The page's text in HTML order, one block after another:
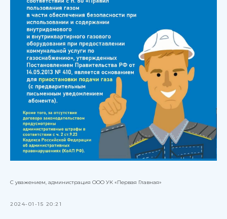
С уважением, администрация ООО УК «Первая Главная»
2024-01-15 20:21